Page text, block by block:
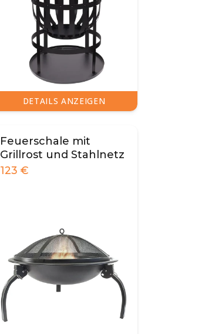
DETAILS ANZEIGEN
Feuerschale mit
Grillrost und Stahlnetz
123 €